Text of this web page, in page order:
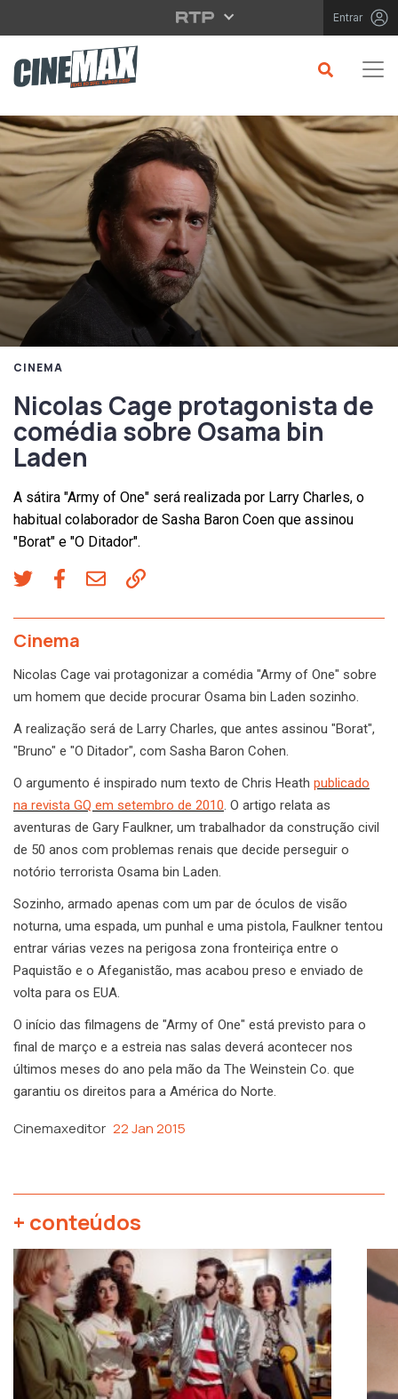
Saltar para o conteúdo principal Entrar
CINEMA
Nicolas Cage protagonista de
comédia sobre Osama bin
Laden
A sátira "Army of One" será realizada por Larry Charles, o
habitual colaborador de Sasha Baron Coen que assinou
"Borat" e "O Ditador".
Cinema
Nicolas Cage vai protagonizar a comédia "Army of One" sobre
um homem que decide procurar Osama bin Laden sozinho.
A realização será de Larry Charles, que antes assinou "Borat",
"Bruno" e "O Ditador", com Sasha Baron Cohen.
O argumento é inspirado num texto de Chris Heath publicado
na revista GQ em setembro de 2010. O artigo relata as
aventuras de Gary Faulkner, um trabalhador da construção civil
de 50 anos com problemas renais que decide perseguir o
notório terrorista Osama bin Laden.
Sozinho, armado apenas com um par de óculos de visão
noturna, uma espada, um punhal e uma pistola, Faulkner tentou
entrar várias vezes na perigosa zona fronteiriça entre o
Paquistão e o Afeganistão, mas acabou preso e enviado de
volta para os EUA.
O início das filmagens de "Army of One" está previsto para o
final de março e a estreia nas salas deverá acontecer nos
últimos meses do ano pela mão da The Weinstein Co. que
garantiu os direitos para a América do Norte.
Cinemaxeditor 22 Jan 2015
+ conteúdos